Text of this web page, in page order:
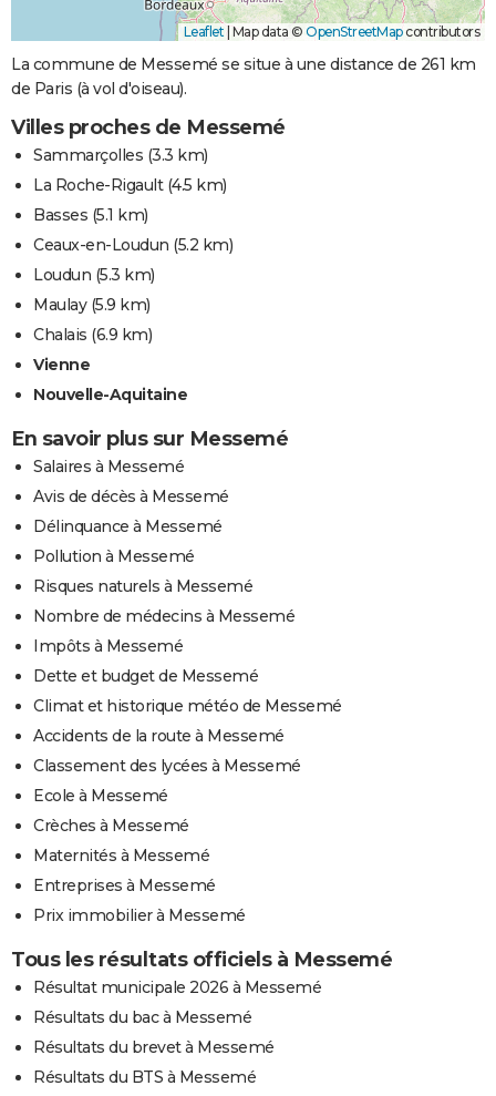
Leaflet Map data © OpenStreetMapcontributors
La commune de Messemé se situe à une distance de 261 km
de Paris (à vol d'oiseau).
Villes proches de Messemé
Sammarçolles (3.3 km)
La Roche-Rigault(4.5 km)
Basses (5.1 km)
Ceaux-en-Loudun (5.2 km)
Loudun (5.3 km)
Maulay(5.9 km)
Chalais (6.9 km)
Vienne
Nouvelle-Aquitaine
En savoir plus sur Messemé
Salaires à Messemé
Avis de décès à Messemé
Délinquance à Messemé
Pollution à Messemé
Risques naturels à Messemé
Nombre de médecins à Messemé
Impôts à Messemé
Dette et budget de Messemé
Climat et historique météo de Messemé
Accidents de la route à Messemé
Classement des lycées à Messemé
Ecole à Messemé
Crèches à Messemé
Maternités à Messemé
Entreprises à Messemé
Prix immobilier à Messemé
Tous les résultats officiels à Messemé
Résultat municipale 2026 à Messemé
Résultats du bac à Messemé
Résultats du brevet à Messemé
Résultats du BTS à Messemé